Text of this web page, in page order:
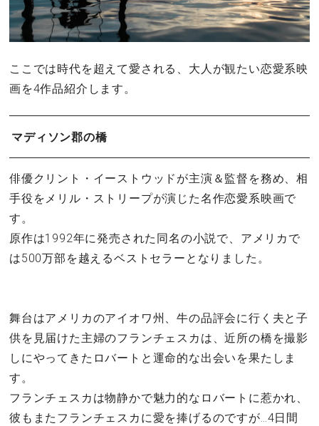
ここでは時代を超えて愛される、大人が観たい恋愛系映
画を4作品紹介します。
マディソン郡の橋
俳優クリント・イーストウッドが主演＆監督を務め、相
手役をメリル・ストリープが演じた名作恋愛系映画で
す。
原作は1992年に発売された同名の小説で、アメリカで
は500万部を越えるベストセラーとなりました。
舞台はアメリカのアイオワ州、牛の品評会に行く夫と子
供を見届けた主婦のフランチェスカは、近所の橋を撮影
しにやってきたロバートと運命的な出会いを果たしま
す。
フランチェスカは物静かで魅力的なロバートに惹かれ、
彼もまたフランチェスカに愛を捧げるのですが…4日間